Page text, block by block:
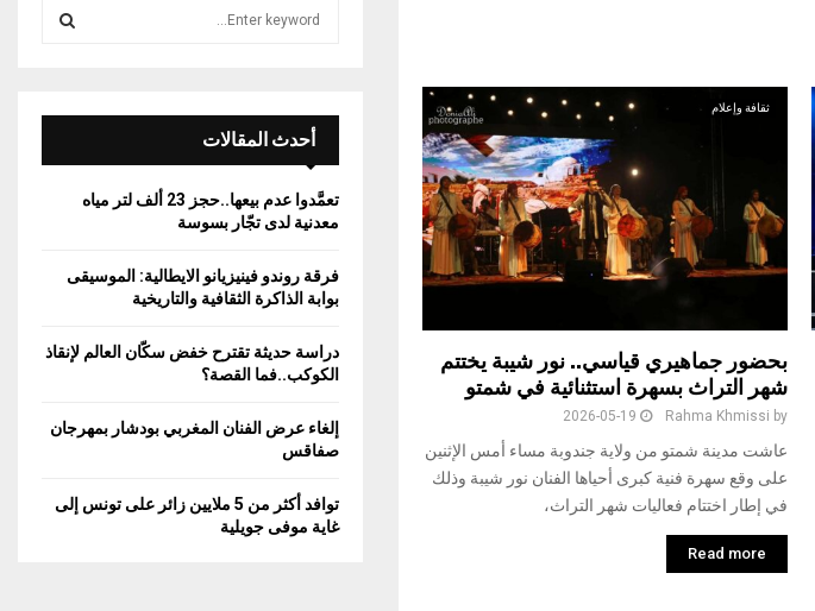
ثقافة وإعلام
بحضور جماهيري قياسي.. نور شيبة يختتم
شهر التراث بسهرة استثنائية في شمتو
by
Rahma Khmissi
2026-05-19
عاشت مدينة شمتو من ولاية جندوبة مساء أمس الإثنين
على وقع سهرة فنية كبرى أحياها الفنان نور شيبة وذلك
في إطار اختتام فعاليات شهر التراث،
Read more
r
:
E
A
أحدث المقالات
تعمَّدوا عدم بيعها..حجز 23 ألف لتر مياه
معدنية لدى تجّار بسوسة
فرقة روندو فينيزيانو الايطالية: الموسيقى
بوابة الذاكرة الثقافية والتاريخية
دراسة حديثة تقترح خفض سكّان العالم لإنقاذ
الكوكب..فما القصة؟
إلغاء عرض الفنان المغربي بودشار بمهرجان
صفاقس
توافد أكثر من 5 ملايين زائر على تونس إلى
غاية موفى جويلية